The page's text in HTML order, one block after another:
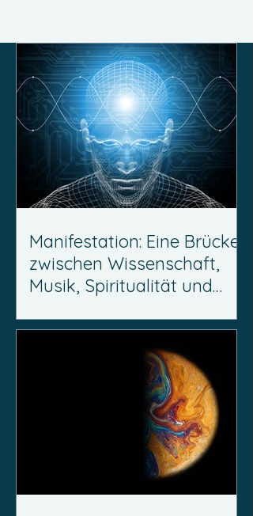
Manifestation: Eine Brücke
zwischen Wissenschaft,
Musik, Spiritualität und